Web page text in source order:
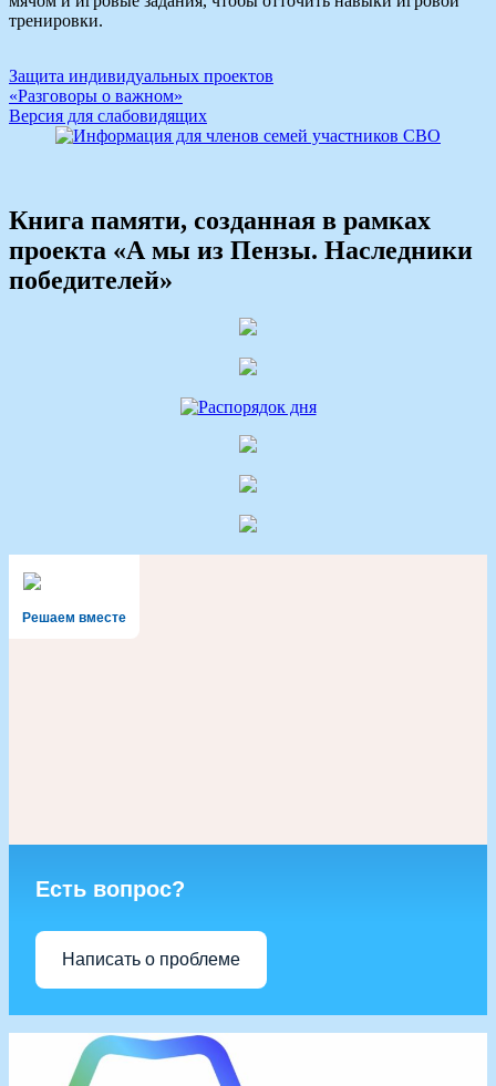
тренировки.
Навигация
по
записям
Защита индивидуальных проектов
«Разговоры о важном»
Версия для слабовидящих
Книга памяти, созданная в рамках
проекта «А мы из Пензы. Наследники
победителей»
Решаем вместе
Есть вопрос?
Написать о проблеме